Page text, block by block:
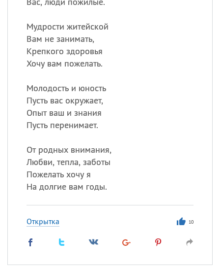
Мудрости житейской
Вам не занимать,
Крепкого здоровья
Хочу вам пожелать.
Молодость и юность
Пусть вас окружает,
Опыт ваш и знания
Пусть перенимает.
От родных внимания,
Любви, тепла, заботы
Пожелать хочу я
На долгие вам годы.
Открытка 10